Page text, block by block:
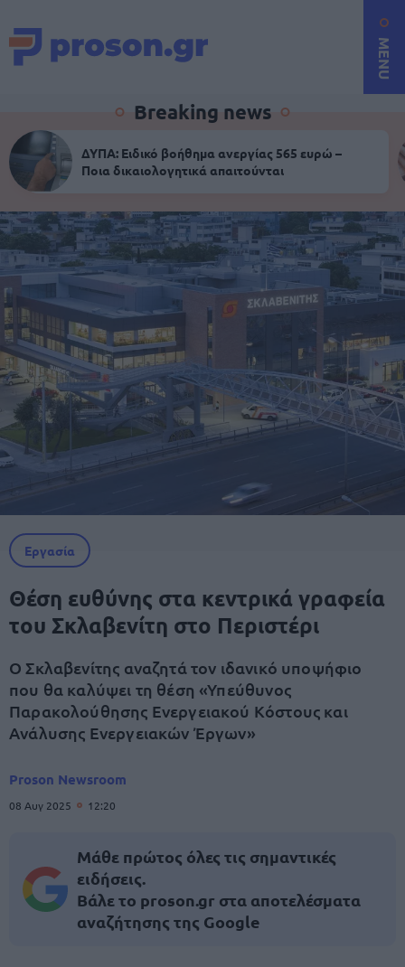
MENU
Breaking news
ΔΥΠΑ: Ειδικό βοήθημα ανεργίας 565 ευρώ –
Ποια δικαιολογητικά απαιτούνται
Εργασία
Θέση ευθύνης στα κεντρικά γραφεία
του Σκλαβενίτη στο Περιστέρι
Ο Σκλαβενίτης αναζητά τον ιδανικό υποψήφιο
που θα καλύψει τη θέση «Υπεύθυνος
Παρακολούθησης Ενεργειακού Κόστους και
Ανάλυσης Ενεργειακών Έργων»
Proson Newsroom
08 Αυγ 2025 12:20
Μάθε πρώτος όλες τις σημαντικές
ειδήσεις.
Βάλε το proson.gr στα αποτελέσματα
αναζήτησης της Google